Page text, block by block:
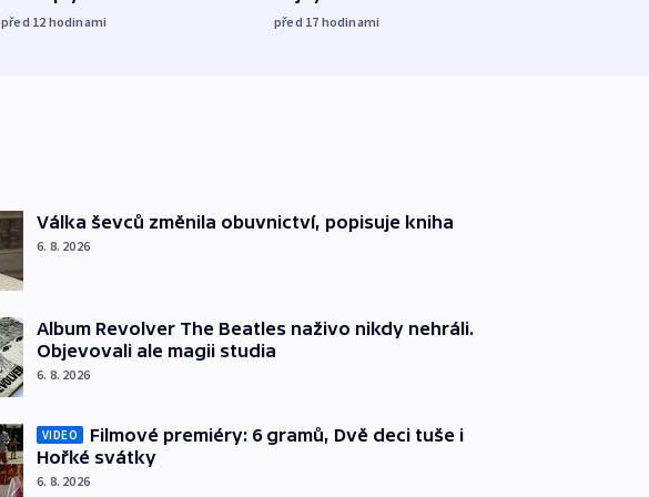
před 12 hodinami před 17 hodinami
Válka ševců změnila obuvnictví, popisuje kniha
6. 8. 2026
Album Revolver The Beatles naživo nikdy nehráli.
Objevovali ale magii studia
6. 8. 2026
VIDEO
Filmové premiéry: 6 gramů, Dvě deci tuše i
Hořké svátky
6. 8. 2026